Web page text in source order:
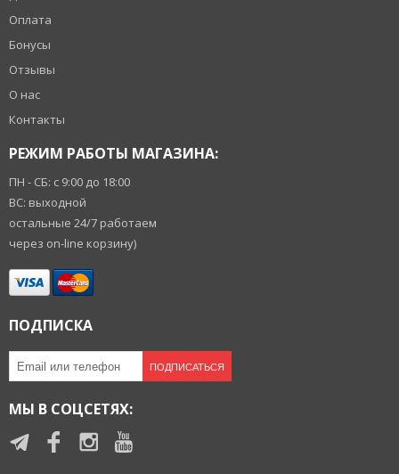
Оплата
Бонусы
Отзывы
О нас
Контакты
РЕЖИМ РАБОТЫ МАГАЗИНА:
ПН - СБ: с 9:00 до 18:00
ВС: выходной
остальные 24/7 работаем
через on-line корзину)
ПОДПИСКА
ПОДПИСАТЬСЯ
МЫ В СОЦСЕТЯХ: